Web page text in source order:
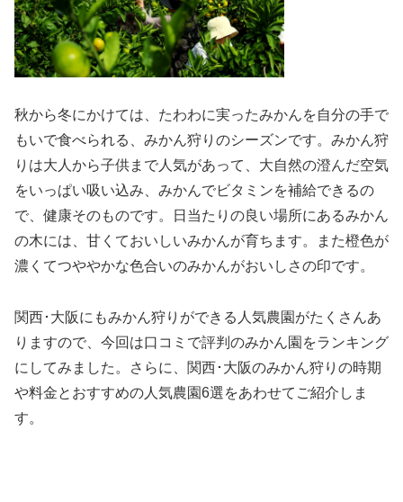
秋から冬にかけては、たわわに実ったみかんを自分の手で
もいで食べられる、みかん狩りのシーズンです。みかん狩
りは大人から子供まで人気があって、大自然の澄んだ空気
をいっぱい吸い込み、みかんでビタミンを補給できるの
で、健康そのものです。日当たりの良い場所にあるみかん
の木には、甘くておいしいみかんが育ちます。また橙色が
濃くてつややかな色合いのみかんがおいしさの印です。
関西･大阪にもみかん狩りができる人気農園がたくさんあ
りますので、今回は口コミで評判のみかん園をランキング
にしてみました。さらに、関西･大阪のみかん狩りの時期
や料金とおすすめの人気農園6選をあわせてご紹介しま
す。